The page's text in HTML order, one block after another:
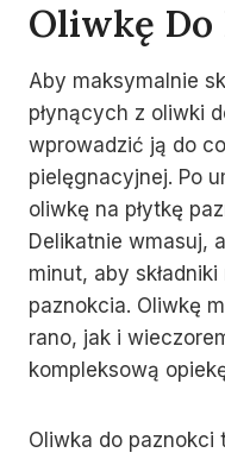
Oliwkę Do
Aby maksymalnie
płynących z oliwki
wprowadzić ją do
pielęgnacyjnej. Po
oliwkę na płytkę
Delikatnie wmasuj,
minut, aby
paznokcia. Oliwkę
rano, jak i
kompleksową
Oliwka do